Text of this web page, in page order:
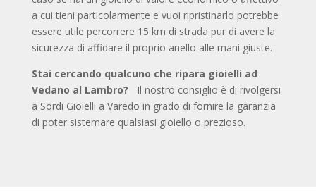
a cui tieni particolarmente e vuoi ripristinarlo potrebbe
essere utile percorrere 15 km di strada pur di avere la
sicurezza di affidare il proprio anello alle mani giuste.
Stai cercando qualcuno che ripara gioielli ad
Vedano al Lambro? Il nostro consiglio è di rivolgersi
a Sordi Gioielli a Varedo in grado di fornire la garanzia
di poter sistemare qualsiasi gioiello o prezioso.